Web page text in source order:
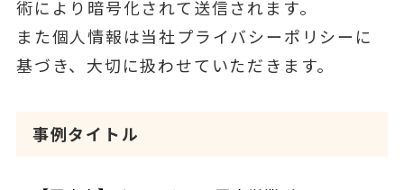
術により暗号化されて送信されます。
また個人情報は当社プライバシーポリシーに
基づき、大切に扱わせていただきます。
事例タイトル